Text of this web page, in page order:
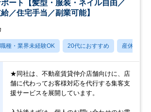
ート【髪型・服装・ネイル自由／
／住宅手当／副業可能】
職種・業界未経験OK 20代におすすめ 産休・育
★同社は、不動産賃貸仲介店舗向けに、店
舗に代わってお客様対応を代行する集客支
援サービスを展開しています。